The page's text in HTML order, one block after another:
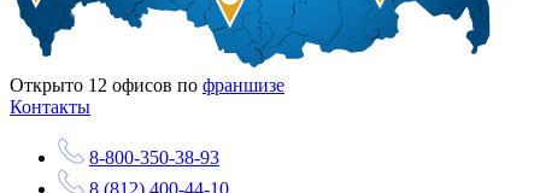
Открыто 12 офисов по франшизе
Контакты
8-800-350-38-93
8 (812) 400-44-10